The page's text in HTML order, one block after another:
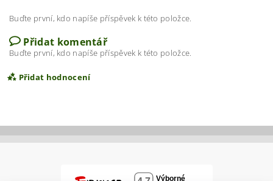
Buďte první, kdo napíše příspěvek k této položce.
Přidat komentář
Buďte první, kdo napíše příspěvek k této položce.
Přidat hodnocení